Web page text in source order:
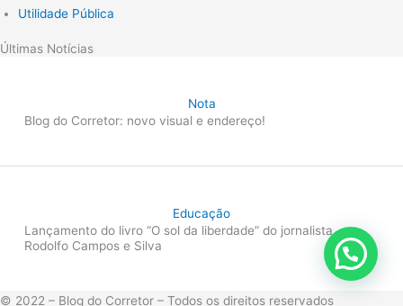
Utilidade Pública
Últimas Notícias
Nota
Blog do Corretor: novo visual e endereço!
Educação
Lançamento do livro “O sol da liberdade” do jornalista
Rodolfo Campos e Silva
© 2022 – Blog do Corretor – Todos os direitos reservados